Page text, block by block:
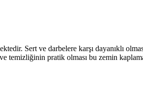
Sert ve darbelere karşı dayanıklı
temizliğinin pratik olması bu zemin